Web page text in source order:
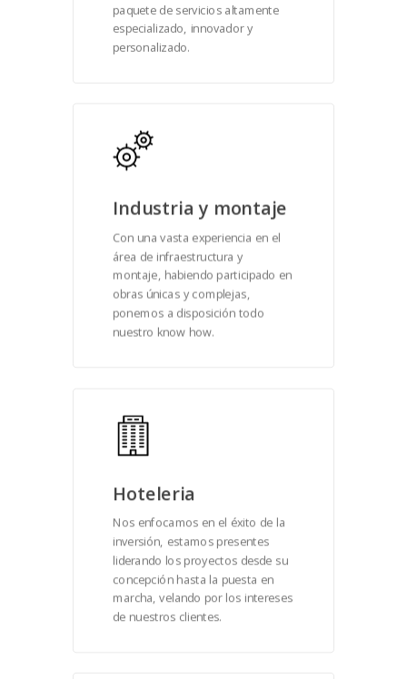
paquete de servicios altamente
especializado, innovador y
personalizado.
Industria y montaje
Con una vasta experiencia en el
área de infraestructura y
montaje, habiendo participado en
obras únicas y complejas,
ponemos a disposición todo
nuestro know how.
Hoteleria
Nos enfocamos en el éxito de la
inversión, estamos presentes
liderando los proyectos desde su
concepción hasta la puesta en
marcha, velando por los intereses
de nuestros clientes.